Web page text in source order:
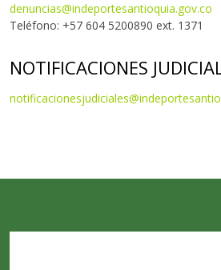
denuncias@indeportesantioquia.gov.co
Teléfono: +57 604 5200890 ext. 1371
NOTIFICACIONES